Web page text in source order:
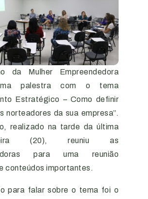
da Mulher Empreendedora
palestra com o tema
Estratégico – Como definir
norteadores da sua empresa”.
realizado na tarde da última
feira (20), reuniu as
para uma reunião
conteúdos importantes.
para falar sobre o tema foi o